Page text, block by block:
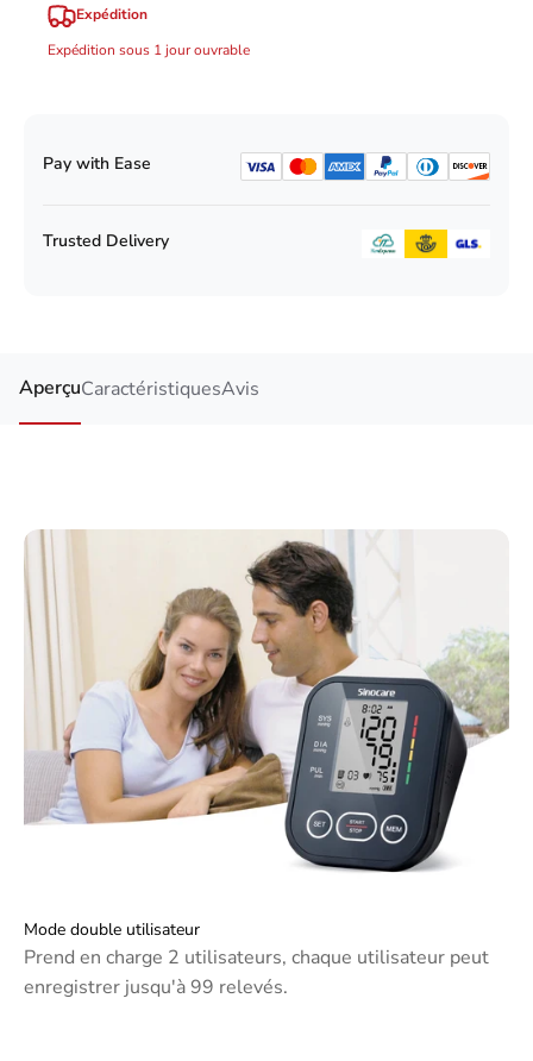
Expédition
Expédition sous 1 jour ouvrable
Pay with Ease
Trusted Delivery
AperçuCaractéristiquesAvis
Rendez la surveillance de votre tension artérielle plus
pratique
Mode double utilisateur
Prend en charge 2 utilisateurs, chaque utilisateur peut
enregistrer jusqu'à 99 relevés.